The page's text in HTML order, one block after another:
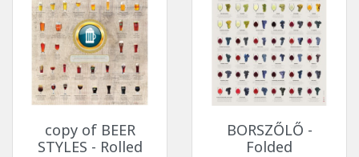
copy of BEER
STYLES - Rolled
BORSZŐLŐ -
Folded